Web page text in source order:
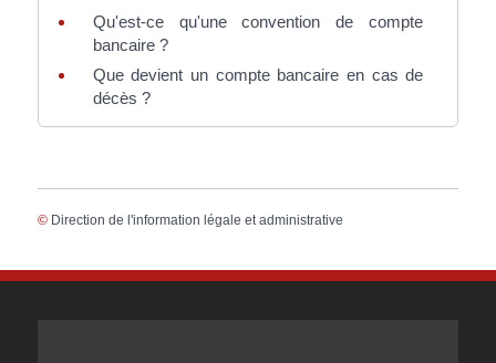
Qu'est-ce qu'une convention de compte
bancaire ?
Que devient un compte bancaire en cas de
décès ?
© Direction de l'information légale et administrative